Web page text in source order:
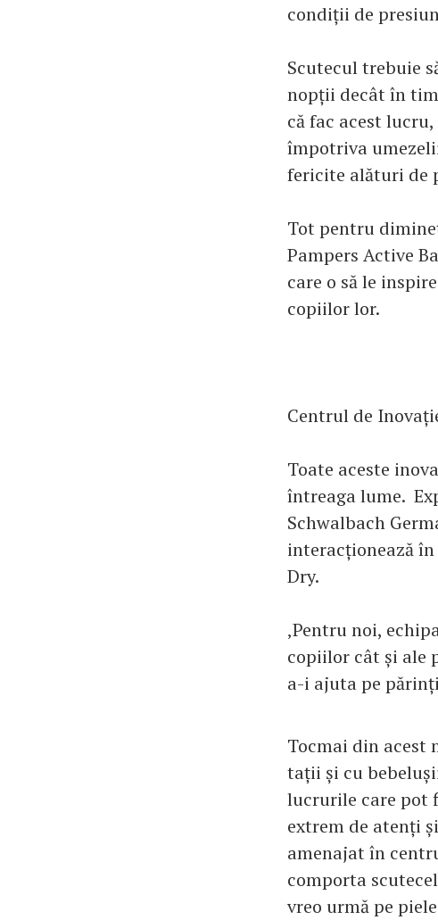
condiții de
Scutecul trebuie
nopții decât în
că fac acest
împotriva
fericite alături de
Tot pentru
Pampers Active
care o să le
copiilor lor.
Centrul de
Toate aceste
întreaga lume.
Schwalbach
interacționează
Dry.
‚Pentru noi,
copiilor cât și ale
a-i ajuta pe
Tocmai din acest
tații și cu
lucrurile care pot
extrem de atenți
amenajat în
comporta
vreo urmă pe